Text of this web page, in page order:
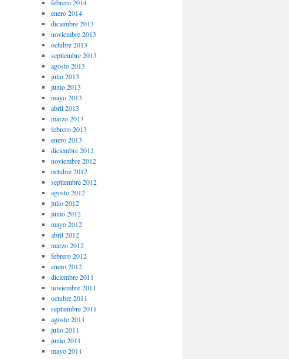
febrero 2014
enero 2014
diciembre 2013
noviembre 2013
octubre 2013
septiembre 2013
agosto 2013
julio 2013
junio 2013
mayo 2013
abril 2013
marzo 2013
febrero 2013
enero 2013
diciembre 2012
noviembre 2012
octubre 2012
septiembre 2012
agosto 2012
julio 2012
junio 2012
mayo 2012
abril 2012
marzo 2012
febrero 2012
enero 2012
diciembre 2011
noviembre 2011
octubre 2011
septiembre 2011
agosto 2011
julio 2011
junio 2011
mayo 2011